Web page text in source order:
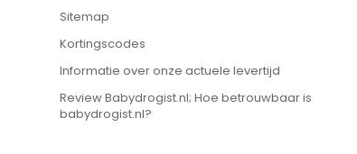
Sitemap
Kortingscodes
Informatie over onze actuele levertijd
Review Babydrogist.nl; Hoe betrouwbaar is
babydrogist.nl?